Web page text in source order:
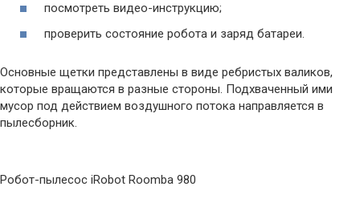
посмотреть видео-инструкцию;
проверить состояние робота и заряд батареи.
Основные щетки представлены в виде ребристых валиков,
которые вращаются в разные стороны. Подхваченный ими
мусор под действием воздушного потока направляется в
пылесборник.
Робот-пылесос iRobot Roomba 980